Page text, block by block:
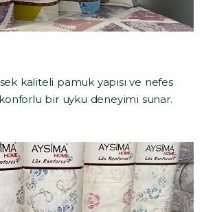
kaliteli pamuk yapısı ve nefes
bir uyku deneyimi sunar.